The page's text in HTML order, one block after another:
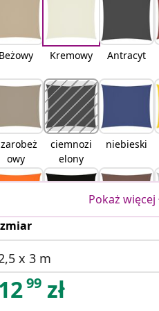
Kremowy Antracyt
owy
ciemnozi
elony
niebieski
Pokaż więcej
x 3 m
99 zł